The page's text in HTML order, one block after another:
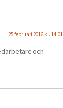
25 februari 2016 kl. 14:01
och